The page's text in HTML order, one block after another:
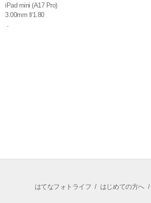
iPad mini (A17 Pro)
3.00mm f/1.80
はてなフォトライフ / はじめての方へ/